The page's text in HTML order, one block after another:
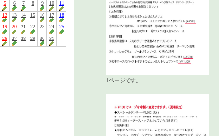
5 6 7 8 9 10 11
12 13 14 15 16 17 18
19 20 21 22 23 24 25
26 27 28 29 30 31 -
1ページです。